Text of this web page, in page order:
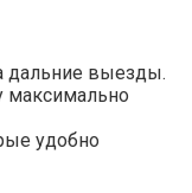
дальние выезды.
максимально
удобно